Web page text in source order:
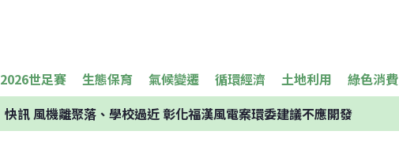
2026世足賽 生態保育 氣候變遷 循環經濟 土地利用 綠色消費
快訊風機離聚落、學校過近 彰化福漢風電案環委建議不應開發